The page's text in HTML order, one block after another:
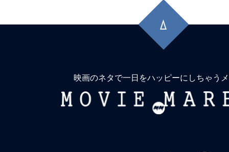
頭
に
映画のネタで一日をハッピーにしちゃう
MOVIE